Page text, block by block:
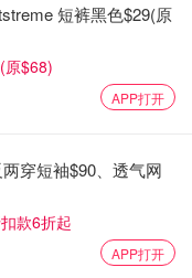
护堕胎权利的决定
面、毫不留情的否
错得很离谱。"
宪法并将堕胎问题
的。随着意见草案的
们的投票，重大决定
短裤黑色$29(原
原$68)
APP打开
穿短袖$90、透气网
款6折起
APP打开